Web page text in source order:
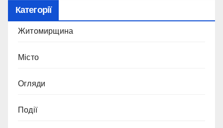
Категорії
Житомирщина
Місто
Огляди
Події